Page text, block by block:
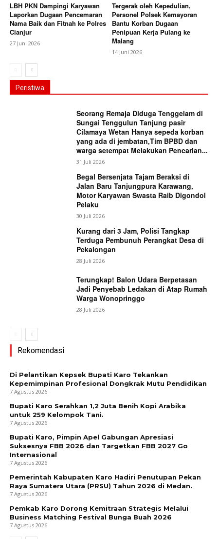
LBH PKN Dampingi Karyawan
Laporkan Dugaan Pencemaran
Nama Baik dan Fitnah ke Polres
Cianjur
27 Juni 2026
Tergerak oleh Kepedulian,
Personel Polsek Kemayoran
Bantu Korban Dugaan
Penipuan Kerja Pulang ke
Malang
14 Juni 2026
Peristiwa
Seorang Remaja Diduga Tenggelam di
Sungai Tenggulun Tanjung pasir
Cilamaya Wetan Hanya sepeda korban
yang ada di jembatan,Tim BPBD dan
warga setempat Melakukan Pencarian...
31 Juli 2026
Begal Bersenjata Tajam Beraksi di
Jalan Baru Tanjungpura Karawang,
Motor Karyawan Swasta Raib Digondol
Pelaku
30 Juli 2026
Kurang dari 3 Jam, Polisi Tangkap
Terduga Pembunuh Perangkat Desa di
Pekalongan
28 Juli 2026
Terungkap! Balon Udara Berpetasan
Jadi Penyebab Ledakan di Atap Rumah
Warga Wonopringgo
28 Juli 2026
Rekomendasi
Di Pelantikan Kepsek Bupati Karo Tekankan
Kepemimpinan Profesional Dongkrak Mutu Pendidikan
7 Agustus 2026
Bupati Karo Serahkan 1,2 Juta Benih Kopi Arabika
untuk 259 Kelompok Tani.
7 Agustus 2026
Bupati Karo, Pimpin Apel Gabungan Apresiasi
Suksesnya FBB 2026 dan Targetkan FBB 2027 Go
Internasional
7 Agustus 2026
Pemerintah Kabupaten Karo Hadiri Penutupan Pekan
Raya Sumatera Utara (PRSU) Tahun 2026 di Medan.
7 Agustus 2026
Pemkab Karo Dorong Kemitraan Strategis Melalui
Business Matching Festival Bunga Buah 2026
7 Agustus 2026